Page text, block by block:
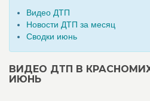
Видео ДТП
Новости ДТП за месяц
Сводки июнь
ВИДЕО ДТП В
ИЮНЬ